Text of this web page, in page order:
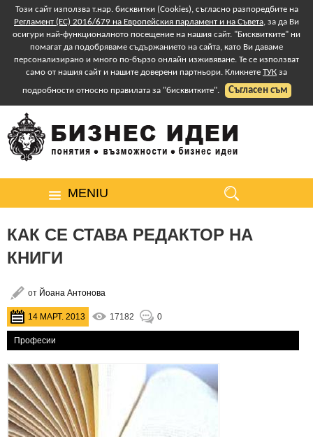
Този сайт използва т.нар. бисквитки (Cookies), съгласно разпоредбите на
Регламент (ЕС) 2016/679 на Европейския парламент и на Съвета, за да Ви
осигури най-функционалното посещение на нашия сайт. "Бисквитките" ни
помагат да подобряваме съдържанието на сайта, като Ви даваме
персонализирано и много по-бързо онлайн изживяване. Те се използват
само от нашия сайт и нашите доверени партньори. Кликнете ТУК за
подробности относно правилата за "бисквитките".
Съгласен съм
MENIU
КАК СЕ СТАВА РЕДАКТОР НА
КНИГИ
от Йоана Антонова
17182 0
14 МАРТ. 2013
Професии